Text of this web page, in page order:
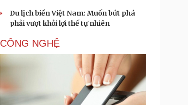
Du lịch biển Việt Nam: Muốn bứt phá
phải vượt khỏi lợi thế tự nhiên
CÔNG NGHỆ